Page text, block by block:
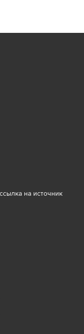
на источник